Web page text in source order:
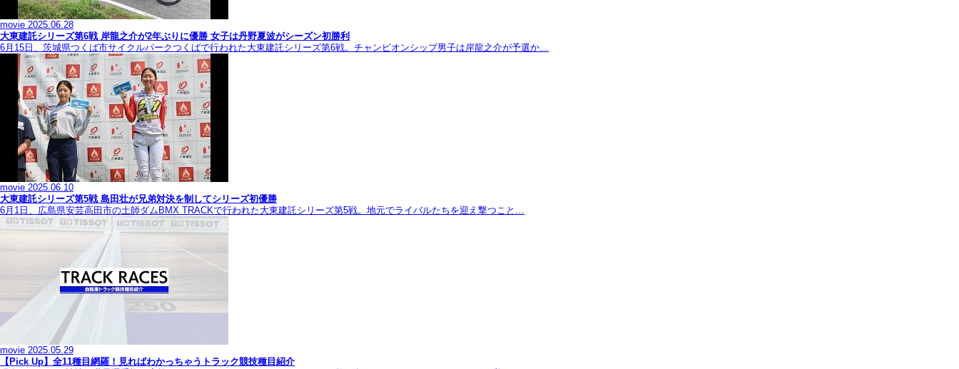
movie 2025.06.28
大東建託シリーズ第6戦 岸龍之介が2年ぶりに優勝 女子は丹野夏波がシーズン初勝利
6月15日、茨城県つくば市サイクルパークつくばで行われた大東建託シリーズ第6戦。チャンピオンシップ男子は岸龍之介が予選か…
movie 2025.06.10
大東建託シリーズ第5戦 島田壮が兄弟対決を制してシリーズ初優勝
6月1日、広島県安芸高田市の土師ダムBMX TRACKで行われた大東建託シリーズ第5戦。地元でライバルたちを迎え撃つこと…
movie 2025.05.29
【Pick Up】全11種目網羅！見ればわかっちゃうトラック競技種目紹介